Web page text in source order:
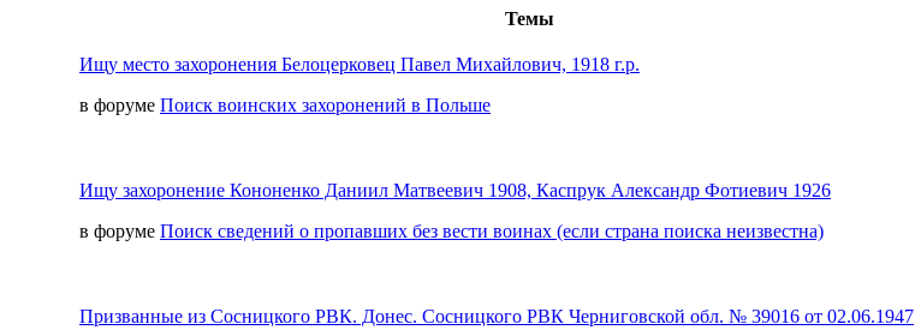
Темы
Ищу место захоронения Белоцерковец Павел Михайлович, 1918 г.р.
в форуме Поиск воинских захоронений в Польше
Ищу захоронение Кононенко Даниил Матвеевич 1908, Каспрук Александр Фотиевич 1926
в форуме Поиск сведений о пропавших без вести воинах (если страна поиска неизвестна)
Призванные из Сосницкого РВК. Донес. Сосницкого РВК Черниговской обл. № 39016 от 02.06.1947